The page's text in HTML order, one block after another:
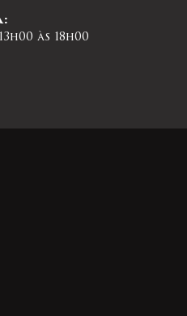
às 18h00